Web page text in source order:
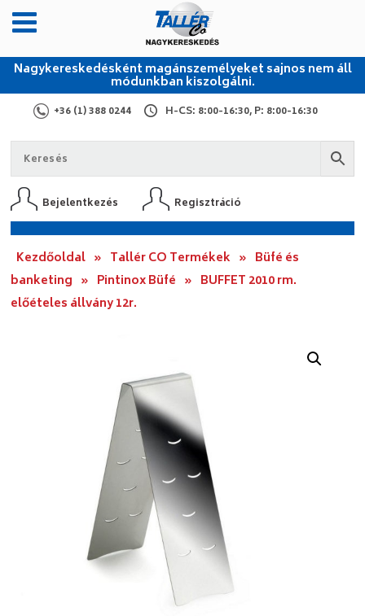
Nagykereskedésként magánszemélyeket sajnos nem áll
módunkban kiszolgálni.
+36 (1) 388 0244 H-CS: 8:00-16:30, P: 8:00-16:30
Bejelentkezés Regisztráció
Kezdőoldal » Tallér CO Termékek » Büfé és
banketing » Pintinox Büfé » BUFFET 2010 rm.
előételes állvány 12r.